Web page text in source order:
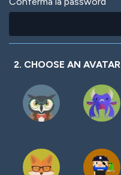
2. CHOOSE AN AVATAR